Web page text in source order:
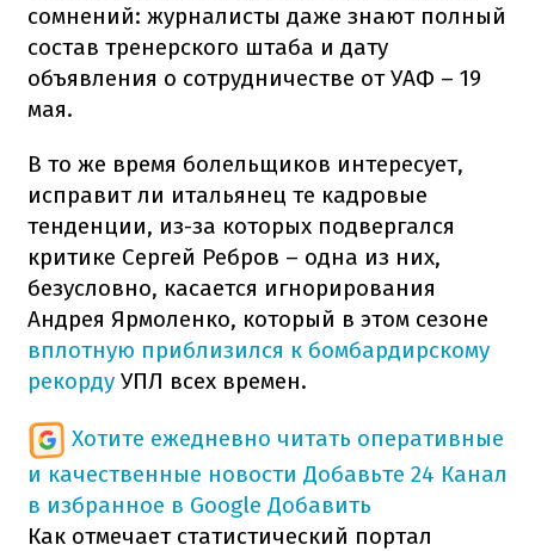
сомнений: журналисты даже знают полный
состав тренерского штаба и дату
объявления о сотрудничестве от УАФ – 19
мая.
В то же время болельщиков интересует,
исправит ли итальянец те кадровые
тенденции, из-за которых подвергался
критике Сергей Ребров – одна из них,
безусловно, касается игнорирования
Андрея Ярмоленко, который в этом сезоне
вплотную приблизился к бомбардирскому
рекорду УПЛ всех времен.
Хотите ежедневно читать оперативные
и качественные новости Добавьте 24 Канал
в избранное в Google Добавить
Как отмечает статистический портал